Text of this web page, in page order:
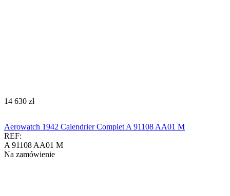
‍14 630‍ zł
Aerowatch 1942 Calendrier Complet A 91108 AA01 M
REF:
A 91108 AA01 M
Na zamówienie